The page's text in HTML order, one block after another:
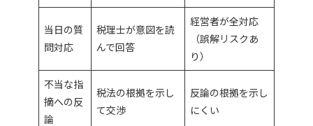
当日の質
問対応
税理士が意図を読
んで回答
経営者が全対応
（誤解リスクあ
り）
不当な指
摘への反
論
税法の根拠を示し
て交渉
反論の根拠を示し
にくい